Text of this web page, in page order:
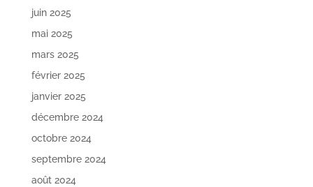
juin 2025
mai 2025
mars 2025
février 2025
janvier 2025
décembre 2024
octobre 2024
septembre 2024
août 2024